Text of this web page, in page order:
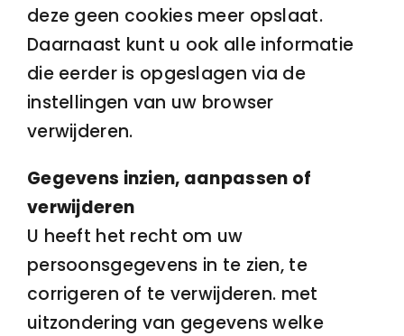
deze geen cookies meer opslaat.
Daarnaast kunt u ook alle informatie
die eerder is opgeslagen via de
instellingen van uw browser
verwijderen.
Gegevens inzien, aanpassen of
verwijderen
U heeft het recht om uw
persoonsgegevens in te zien, te
corrigeren of te verwijderen. met
uitzondering van gegevens welke